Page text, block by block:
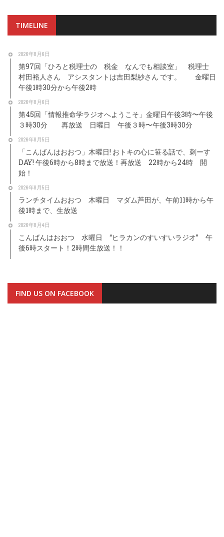
TIMELINE
2026年8月6日
第97回「ひろと税理士の 税金 なんでも相談室」 税理士
村田裕人さん アシスタントは吉田梨紗さん です。 金曜日
午後1時30分から午後2時
2026年8月6日
第45回「情報推命学ラジオへようこそ」金曜日午後3時〜午後
３時30分 再放送 日曜日 午後３時〜午後3時30分
2026年8月5日
「こんばんはおおつ」木曜日! おトキの心に笹る話で、刺ーす
DAY! 午後6時から8時まで放送！再放送 22時から24時 開
始！
2026年8月5日
ランチタイムおおつ 木曜日 マダム芦田が、午前11時から午
後1時まで、生放送
2026年8月4日
こんばんはおおつ 水曜日 “ヒラカンのすいすいラジオ” 午
後6時スタート！2時間生放送！！
FIND US ON FACEBOOK